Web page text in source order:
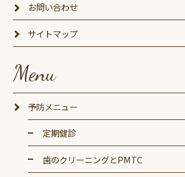
お問い合わせ
サイトマップ
Menu
予防メニュー
定期健診
歯のクリーニングとPMTC